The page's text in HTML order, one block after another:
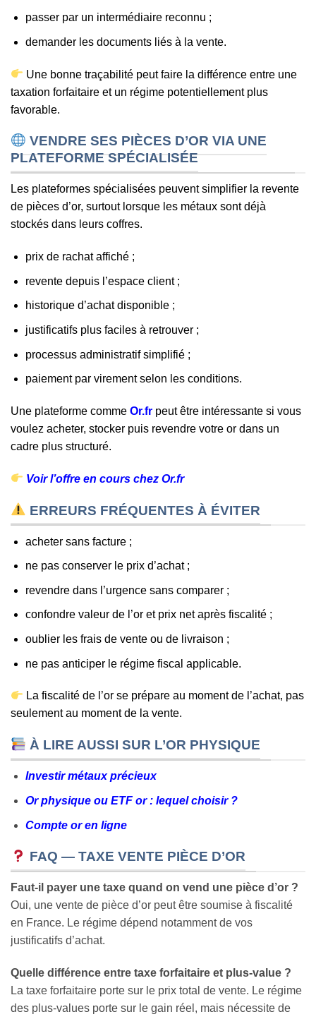
passer par un intermédiaire reconnu ;
demander les documents liés à la vente.
Une bonne traçabilité peut faire la différence entre une
taxation forfaitaire et un régime potentiellement plus
favorable.
VENDRE SES PIÈCES D’OR VIA UNE
PLATEFORME SPÉCIALISÉE
Les plateformes spécialisées peuvent simplifier la revente
de pièces d’or, surtout lorsque les métaux sont déjà
stockés dans leurs coffres.
prix de rachat affiché ;
revente depuis l’espace client ;
historique d’achat disponible ;
justificatifs plus faciles à retrouver ;
processus administratif simplifié ;
paiement par virement selon les conditions.
Une plateforme comme Or.fr peut être intéressante si vous
voulez acheter, stocker puis revendre votre or dans un
cadre plus structuré.
Voir l’offre en cours chez Or.fr
ERREURS FRÉQUENTES À ÉVITER
acheter sans facture ;
ne pas conserver le prix d’achat ;
revendre dans l’urgence sans comparer ;
confondre valeur de l’or et prix net après fiscalité ;
oublier les frais de vente ou de livraison ;
ne pas anticiper le régime fiscal applicable.
La fiscalité de l’or se prépare au moment de l’achat, pas
seulement au moment de la vente.
À LIRE AUSSI SUR L’OR PHYSIQUE
Investir métaux précieux
Or physique ou ETF or : lequel choisir ?
Compte or en ligne
FAQ — TAXE VENTE PIÈCE D’OR
Faut-il payer une taxe quand on vend une pièce d’or ?
Oui, une vente de pièce d’or peut être soumise à fiscalité
en France. Le régime dépend notamment de vos
justificatifs d’achat.
Quelle différence entre taxe forfaitaire et plus-value ?
La taxe forfaitaire porte sur le prix total de vente. Le régime
des plus-values porte sur le gain réel, mais nécessite de